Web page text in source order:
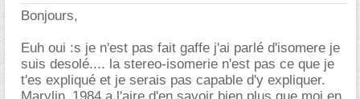
Bonjours,
Euh oui :s je n'est pas fait gaffe j'ai parlé d'isomere je
suis desolé.... la stereo-isomerie n'est pas ce que je
t'es expliqué et je serais pas capable d'y expliquer.